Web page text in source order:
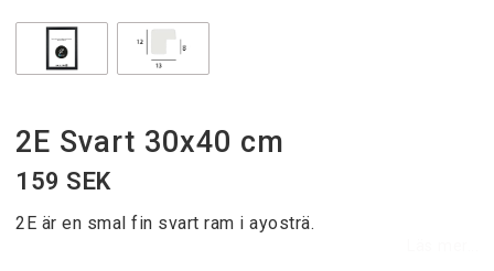
2E Svart 30x40 cm
159 SEK
2E är en smal fin svart ram i ayosträ.